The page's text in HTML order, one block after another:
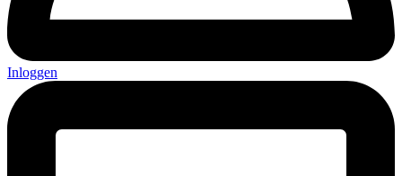
Inloggen